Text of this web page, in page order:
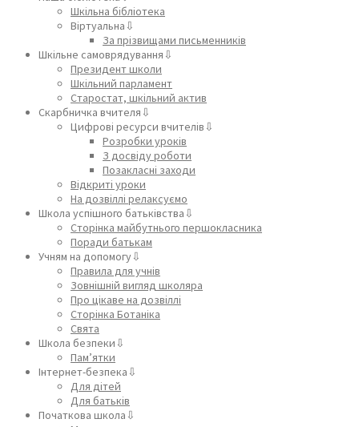
Шкільна бібліотека
Віртуальна⇩
За прізвищами письменників
Шкільне самоврядування⇩
Президент школи
Шкільний парламент
Старостат, шкільний актив
Скарбничка вчителя⇩
Цифрові ресурси вчителів⇩
Розробки уроків
З досвіду роботи
Позакласні заходи
Відкриті уроки
На дозвіллі релаксуємо
Школа успішного батьківства⇩
Сторінка майбутнього першокласника
Поради батькам
Учням на допомогу⇩
Правила для учнів
Зовнішній вигляд школяра
Про цікаве на дозвіллі
Сторінка Ботаніка
Свята
Школа безпеки⇩
Пам’ятки
Інтернет-безпека⇩
Для дітей
Для батьків
Початкова школа⇩